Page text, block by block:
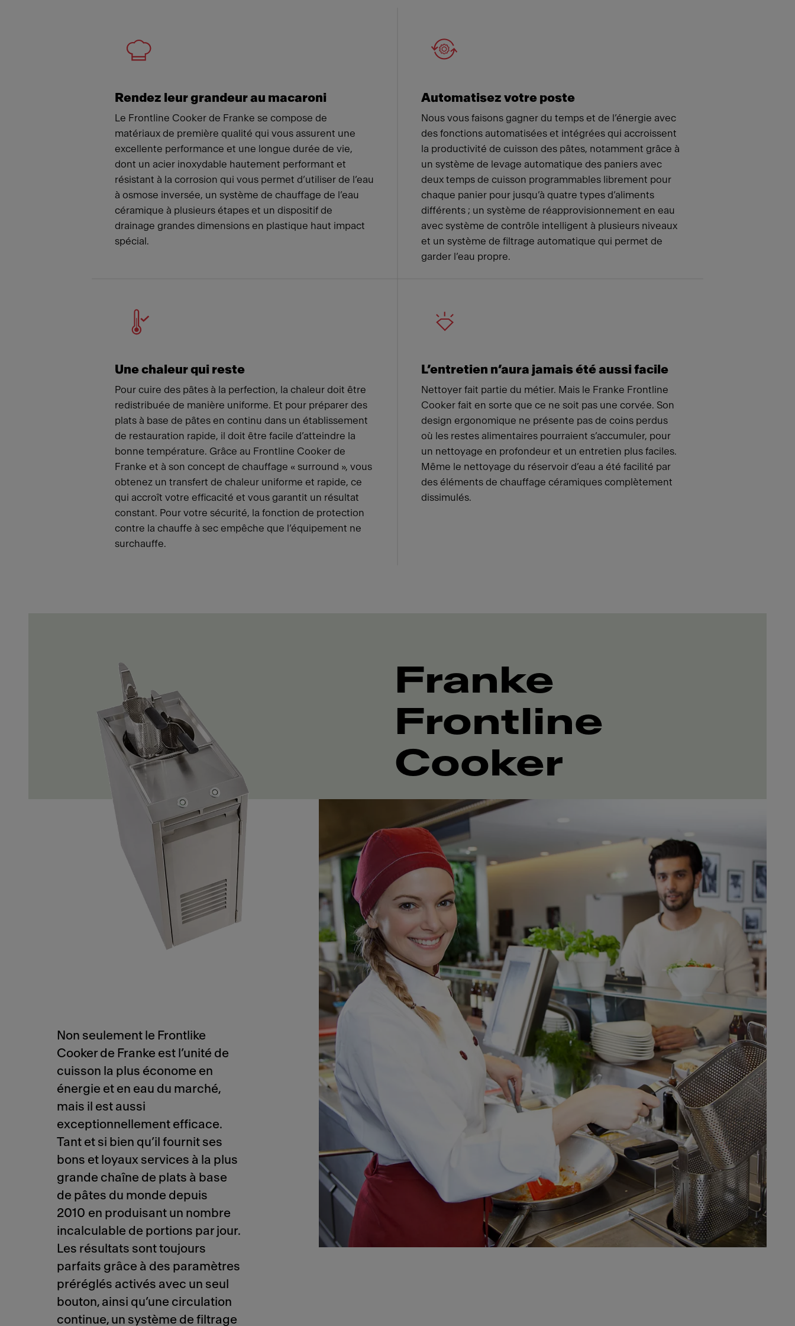
Rendez leur grandeur au macaroni
Le Frontline Cooker de Franke se compose de
matériaux de première qualité qui vous assurent une
excellente performance et une longue durée de vie,
dont un acier inoxydable hautement performant et
résistant à la corrosion qui vous permet d’utiliser de l’eau
à osmose inversée, un système de chauffage de l’eau
céramique à plusieurs étapes et un dispositif de
drainage grandes dimensions en plastique haut impact
spécial.
Automatisez votre poste
Nous vous faisons gagner du temps et de l’énergie avec
des fonctions automatisées et intégrées qui accroissent
la productivité de cuisson des pâtes, notamment grâce à
un système de levage automatique des paniers avec
deux temps de cuisson programmables librement pour
chaque panier pour jusqu’à quatre types d’aliments
différents ; un système de réapprovisionnement en eau
avec système de contrôle intelligent à plusieurs niveaux
et un système de filtrage automatique qui permet de
garder l’eau propre.
Une chaleur qui reste
Pour cuire des pâtes à la perfection, la chaleur doit être
redistribuée de manière uniforme. Et pour préparer des
plats à base de pâtes en continu dans un établissement
de restauration rapide, il doit être facile d’atteindre la
bonne température. Grâce au Frontline Cooker de
Franke et à son concept de chauffage « surround », vous
obtenez un transfert de chaleur uniforme et rapide, ce
qui accroît votre efficacité et vous garantit un résultat
constant. Pour votre sécurité, la fonction de protection
contre la chauffe à sec empêche que l’équipement ne
surchauffe.
L’entretien n’aura jamais été aussi facile
Nettoyer fait partie du métier. Mais le Franke Frontline
Cooker fait en sorte que ce ne soit pas une corvée. Son
design ergonomique ne présente pas de coins perdus
où les restes alimentaires pourraient s’accumuler, pour
un nettoyage en profondeur et un entretien plus faciles.
Même le nettoyage du réservoir d’eau a été facilité par
des éléments de chauffage céramiques complètement
dissimulés.
Franke
Frontline
Cooker
Non seulement le Frontlike
Cooker de Franke est l’unité de
cuisson la plus économe en
énergie et en eau du marché,
mais il est aussi
exceptionnellement efficace.
Tant et si bien qu’il fournit ses
bons et loyaux services à la plus
grande chaîne de plats à base
de pâtes du monde depuis
2010 en produisant un nombre
incalculable de portions par jour.
Les résultats sont toujours
parfaits grâce à des paramètres
préréglés activés avec un seul
bouton, ainsi qu’une circulation
continue, un système de filtrage